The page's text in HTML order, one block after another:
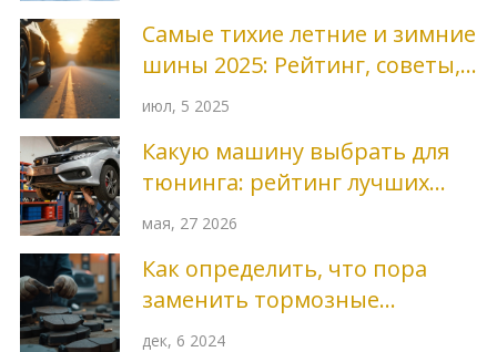
Самые тихие летние и зимние
шины 2025: Рейтинг, советы,
сравнение моделей
июл, 5 2025
Какую машину выбрать для
тюнинга: рейтинг лучших
автомобилей для доработки в
мая, 27 2026
Как определить, что пора
заменить тормозные
колодки: простые советы и
дек, 6 2024